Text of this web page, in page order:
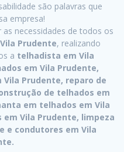
são palavras que
empresa!
necessidades de todos os
Prudente, realizando
a telhadista em Vila
em Vila Prudente,
Prudente, reparo de
de telhados em
em telhados em Vila
Vila Prudente, limpeza
e condutores em Vila